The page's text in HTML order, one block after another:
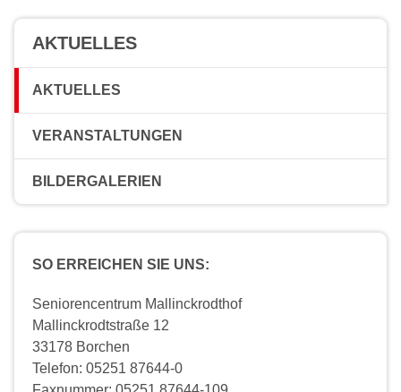
AKTUELLES
AKTUELLES
VERANSTALTUNGEN
BILDERGALERIEN
SO ERREICHEN SIE UNS:
Seniorencentrum Mallinckrodthof
Mallinckrodtstraße 12
33178 Borchen
Telefon: 05251 87644-0